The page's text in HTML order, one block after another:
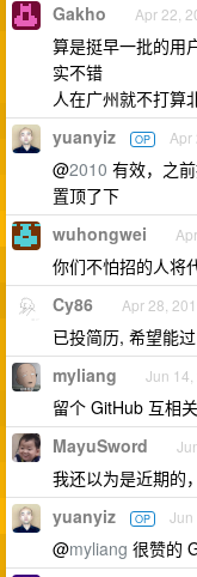
Gakho Apr 22,
算是挺早一批的用
实不错
人在广州就不打算
yuanyiz OP Apr
@2010 有效，之
置顶了下
wuhongwei
你们不怕招的人将
Cy86 Apr 28,
已投简历, 希望能过
myliang Jun
留个 GitHub 互相
MayuSword
我还以为是近期的
yuanyiz OP Jun
@myliang 很赞的